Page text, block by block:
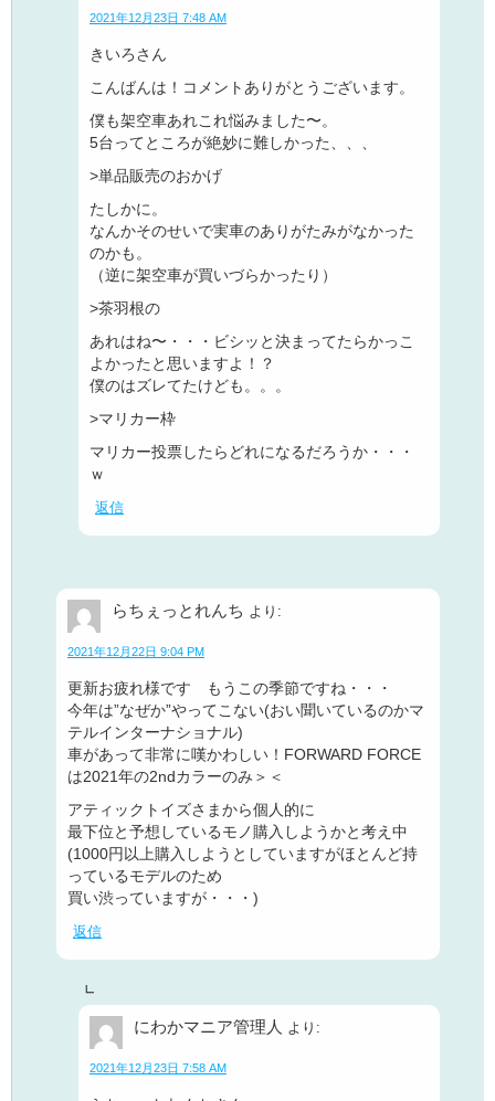
2021年12月23日 7:48 AM
きいろさん
こんばんは！コメントありがとうございます。
僕も架空車あれこれ悩みました〜。
5台ってところが絶妙に難しかった、、、
>単品販売のおかげ
たしかに。
なんかそのせいで実車のありがたみがなかった
のかも。
（逆に架空車が買いづらかったり）
>茶羽根の
あれはね〜・・・ビシッと決まってたらかっこ
よかったと思いますよ！？
僕のはズレてたけども。。。
>マリカー枠
マリカー投票したらどれになるだろうか・・・
ｗ
返信
らちぇっとれんち より:
2021年12月22日 9:04 PM
更新お疲れ様です もうこの季節ですね・・・
今年は”なぜか”やってこない(おい聞いているのかマ
テルインターナショナル)
車があって非常に嘆かわしい！FORWARD FORCE
は2021年の2ndカラーのみ＞＜
アティックトイズさまから個人的に
最下位と予想しているモノ購入しようかと考え中
(1000円以上購入しようとしていますがほとんど持
っているモデルのため
買い渋っていますが・・・)
返信
にわかマニア管理人 より:
2021年12月23日 7:58 AM